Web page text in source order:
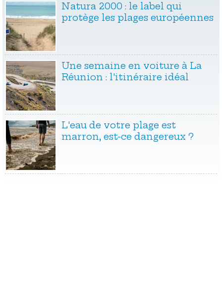
Natura 2000 : le label qui
protège les plages européennes
Une semaine en voiture à La
Réunion : l'itinéraire idéal
L'eau de votre plage est
marron, est-ce dangereux ?